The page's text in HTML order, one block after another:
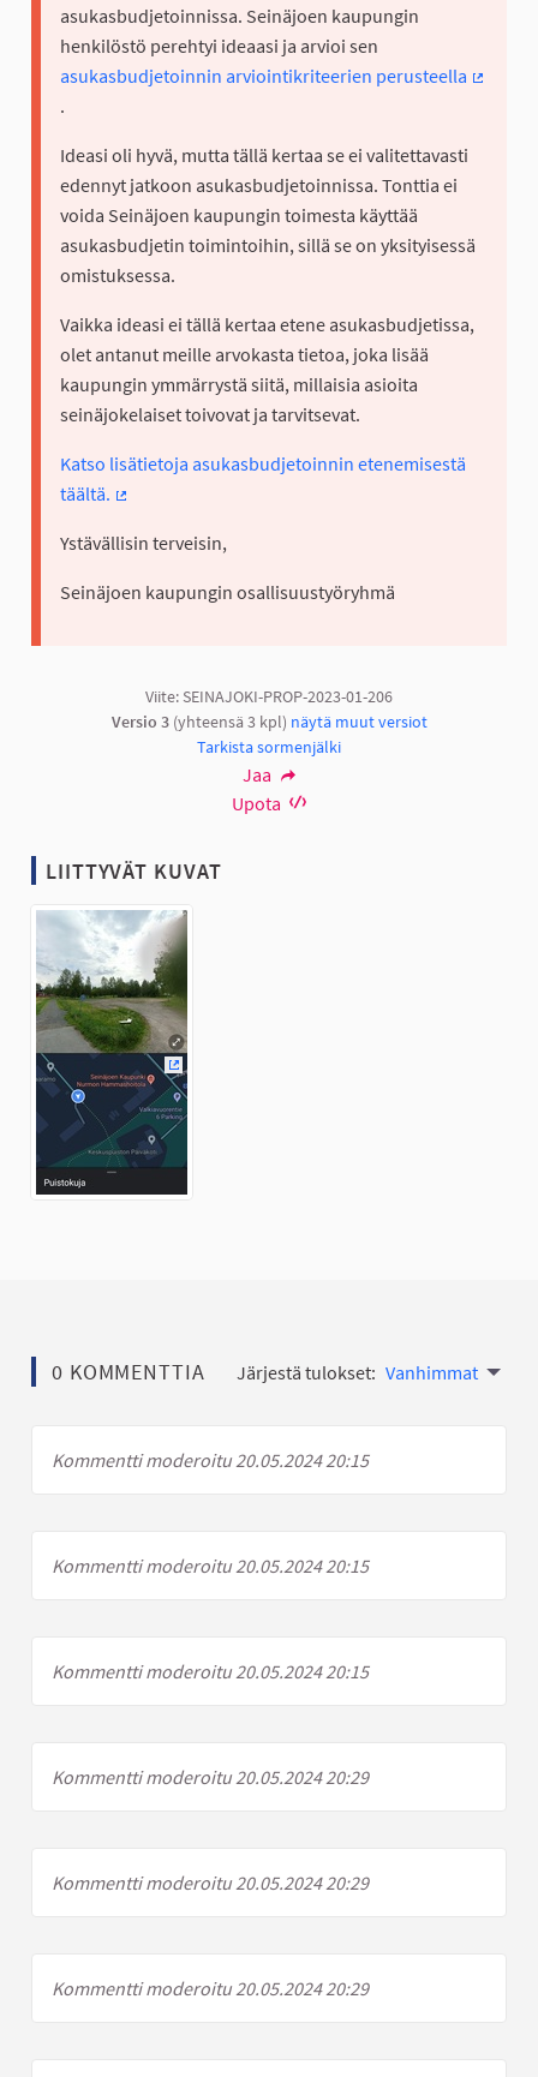
asukasbudjetoinnissa. Seinäjoen kaupungin
henkilöstö perehtyi ideaasi ja arvioi sen
asukasbudjetoinnin arviointikriteerien perusteella
.
Ideasi oli hyvä, mutta tällä kertaa se ei valitettavasti
edennyt jatkoon asukasbudjetoinnissa. Tonttia ei
voida Seinäjoen kaupungin toimesta käyttää
asukasbudjetin toimintoihin, sillä se on yksityisessä
omistuksessa.
Vaikka ideasi ei tällä kertaa etene asukasbudjetissa,
olet antanut meille arvokasta tietoa, joka lisää
kaupungin ymmärrystä siitä, millaisia asioita
seinäjokelaiset toivovat ja tarvitsevat.
Katso lisätietoja asukasbudjetoinnin etenemisestä
täältä.
Ystävällisin terveisin,
Seinäjoen kaupungin osallisuustyöryhmä
Viite: SEINAJOKI-PROP-2023-01-206
Versio 3(yhteensä 3 kpl) näytä muut versiot
Tarkista sormenjälki
Jaa
Upota
LIITTYVÄT KUVAT
(Ulkoinen linkki)
0 KOMMENTTIA Järjestä tulokset: Vanhimmat
Kommentti moderoitu 20.05.2024 20:15
Kommentti moderoitu 20.05.2024 20:15
Kommentti moderoitu 20.05.2024 20:15
Kommentti moderoitu 20.05.2024 20:29
Kommentti moderoitu 20.05.2024 20:29
Kommentti moderoitu 20.05.2024 20:29